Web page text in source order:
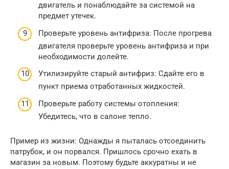
двигатель и понаблюдайте за системой на
предмет утечек.
Проверьте уровень антифриза: После прогрева
двигателя проверьте уровень антифриза и при
необходимости долейте.
Утилизируйте старый антифриз: Сдайте его в
пункт приема отработанных жидкостей.
Проверьте работу системы отопления:
Убедитесь, что в салоне тепло.
Пример из жизни: Однажды я пыталась отсоединить
патрубок, и он порвался. Пришлось срочно ехать в
магазин за новым. Поэтому будьте аккуратны и не